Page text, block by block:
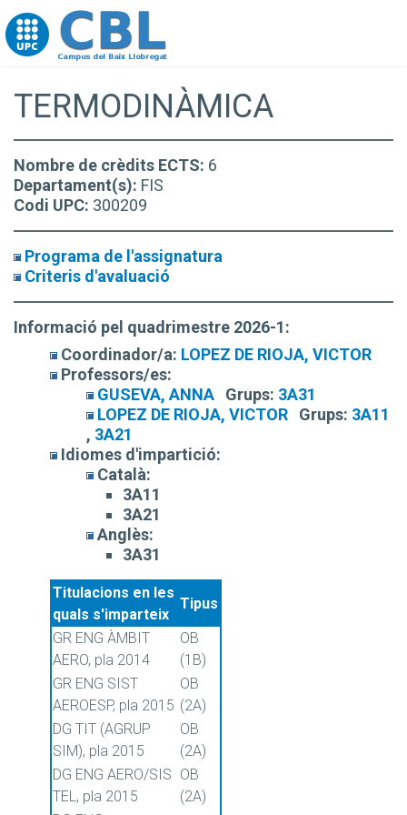
Go to upc.edu
TERMODINÀMICA
Nombre de crèdits ECTS: 6
Departament(s): FIS
Codi UPC: 300209
Programa de l'assignatura
Criteris d'avaluació
Informació pel quadrimestre 2026-1:
Coordinador/a: LOPEZ DE RIOJA, VICTOR
Professors/es:
GUSEVA, ANNA
Grups: 3A31
LOPEZ DE RIOJA, VICTOR
Grups: 3A11
, 3A21
Idiomes d'impartició:
Català:
3A11
3A21
Anglès:
3A31
Titulacions en les
quals s'imparteix
Tipus
GR ENG ÀMBIT
AERO, pla 2014
OB
(1B)
GR ENG SIST
AEROESP, pla 2015
OB
(2A)
DG TIT (AGRUP
SIM), pla 2015
OB
(2A)
DG ENG AERO/SIS
TEL, pla 2015
OB
(2A)